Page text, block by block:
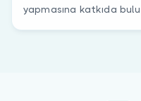
yapmasına katkıda